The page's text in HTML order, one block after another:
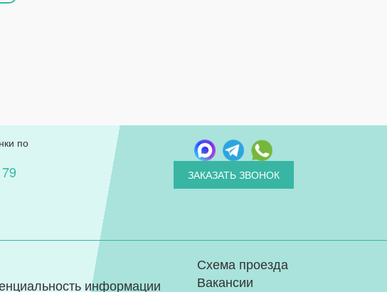
по
ЗАКАЗАТЬ ЗВОНОК
информации
Схема проезда
Вакансии